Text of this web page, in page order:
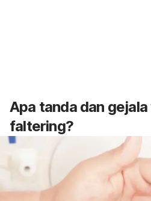
Apa tanda dan gejala
faltering?